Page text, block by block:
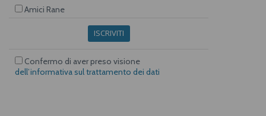
Amici Rane
ISCRIVITI
Confermo di aver preso visione
dell’informativa sul trattamento dei dati